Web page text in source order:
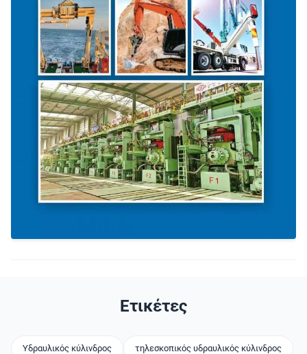
Ετικέτες
Υδραυλικός κύλινδρος τηλεσκοπικός υδραυλικός κύλινδρος